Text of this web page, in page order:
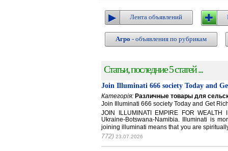
Лента объявлений
Агро - объявления по рубрикам
Статьи, последние 5 статей ...
Join Illuminati 666 society Today and
Категорія: Различные товары для
Join Illuminati 666 society Today and Get
JOIN ILLUMINATI EMPIRE FOR WEALTH
Ukraine-Botswana-Namibia. Illuminati is
joining illuminati means that you are
772) 23.07.2026